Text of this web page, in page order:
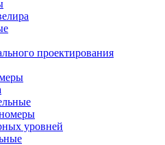
проектирования
уровней